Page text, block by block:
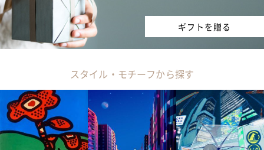
ギフトを贈る
スタイル・モチーフから探す